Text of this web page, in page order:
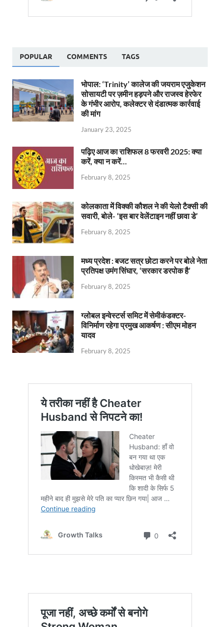
POPULAR COMMENTS TAGS
भोपाल: ‘Trinity’ कालेज की जयराम एजुकेशन
सोसायटी पर ज़मीन हड़पने और राजस्व हेरफेर
के गंभीर आरोप, कलेक्टर से दंडात्मक कार्रवाई
की मांग
January 23, 2025
पढ़िए आज का राशिफल 8 फरवरी 2025: क्या
करें, क्या न करें…
February 8, 2025
कोलकाता में विक्की कौशल ने की येलो टैक्सी की
सवारी, बोले- ‘इस बार वेलेंटाइन नहीं छावा डे’
February 8, 2025
मध्य प्रदेश : बजट सत्र छोटा करने पर बोले नेता
प्रतिपक्ष उमंग सिंघार, ‘सरकार डरपोक है’
February 8, 2025
ग्लोबल इन्वेस्टर्स समिट में सेमीकंडक्टर-
विनिर्माण रहेगा प्रमुख आकर्षण : सीएम मोहन
यादव
February 8, 2025